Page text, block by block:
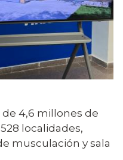
4,6 millones de
localidades,
musculación y sala